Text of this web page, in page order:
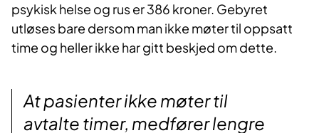
psykisk helse og rus er 386 kroner. Gebyret
utløses bare dersom man ikke møter til oppsatt
time og heller ikke har gitt beskjed om dette.
At pasienter ikke møter til
avtalte timer, medfører lengre